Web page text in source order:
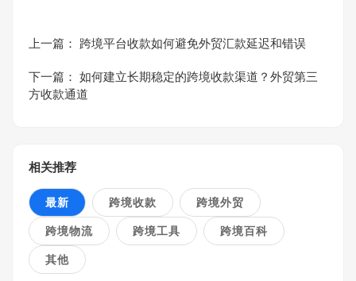
上一篇： 跨境平台收款如何避免外贸汇款延迟和错误
下一篇： 如何建立长期稳定的跨境收款渠道？外贸第三
方收款通道
相关推荐
最新 跨境收款 跨境外贸
跨境物流 跨境工具 跨境百科
其他